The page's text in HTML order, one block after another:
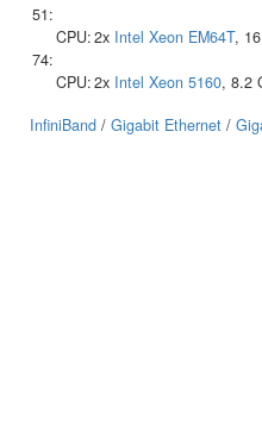
51:
CPU:2x Intel Xeon EM64T,
74:
CPU:2x Intel Xeon 5160, 8.2
InfiniBand / Gigabit Ethernet /